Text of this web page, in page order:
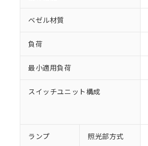
ベゼル材質
負荷
最小適用負荷
スイッチユニット構成
ランプ 照光部方式